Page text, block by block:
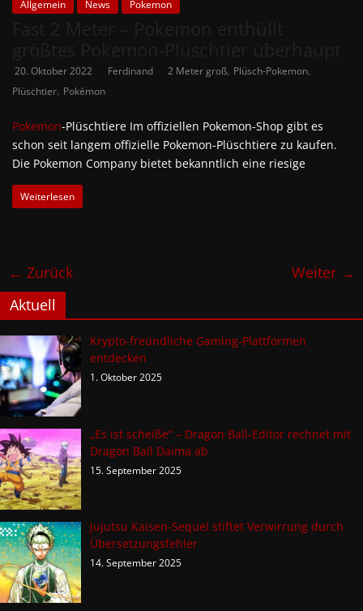
Allgemein News Pokemon
20. Oktober 2022 Ferdinand 2 Meter groß, Plüsch-Pokemon,
Plüschtier, Pokémon
Pokemon-Plüschtiere Im offiziellen Pokemon-Shop gibt es
schon seit langem offizielle Pokemon-Plüschtiere zu kaufen.
Die Pokemon Company bietet bekanntlich eine riesige
Weiterlesen
← Zurück
Weiter →
Aktuell
Krypto-freundliche Gaming-Plattformen
entdecken
1. Oktober 2025
„Es ist scheiße“ – Dragon Ball-Editor rechnet mit
Dragon Ball Daima ab
15. September 2025
Jujutsu Kaisen-Sequel stiftet Verwirrung durch
Übersetzungsfehler
14. September 2025